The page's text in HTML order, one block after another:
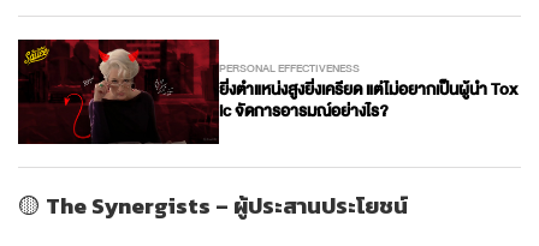
PERSONAL EFFECTIVENESS
ยิ่งตำแหน่งสูงยิ่งเครียด แต่ไม่อยากเป็นผู้นำ Tox
ic จัดการอารมณ์อย่างไร?
🟡 The Synergists – ผู้ประสานประโยชน์